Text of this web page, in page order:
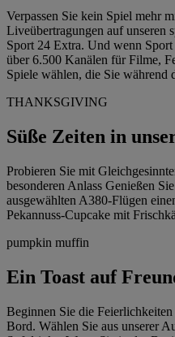
Verpassen Sie kein Spiel mehr
Liveübertragungen auf unseren
Sport 24 Extra. Und wenn
über 6.500 Kanälen für Filme,
Spiele wählen, die Sie während
THANKSGIVING
Süße Zeiten in
Probieren Sie mit
besonderen Anlass Genießen
ausgewählten A380-Flügen
Pekannuss-Cupcake mit
pumpkin muffin
Ein Toast auf
Beginnen Sie die
Bord. Wählen Sie aus unserer